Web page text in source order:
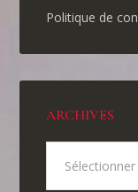
Politique de
ARCHIVES